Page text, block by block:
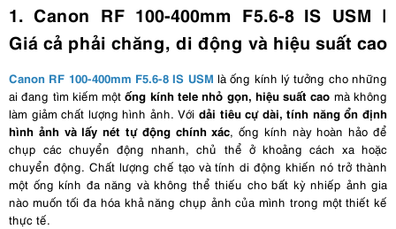
1. Canon RF 100-400mm F5.6-8 IS USM |
Giá cả phải chăng, di động và hiệu suất cao
Canon RF 100-400mm F5.6-8 IS USM là ống kính lý tưởng cho những
ai đang tìm kiếm mộtống kính tele nhỏ gọn, hiệu suất cao mà không
làm giảm chất lượng hình ảnh. Với dải tiêu cự dài, tính năng ổn định
hình ảnh và lấy nét tự động chính xác, ống kính này hoàn hảo để
chụp các chuyển động nhanh, chủ thể ở khoảng cách xa hoặc
chuyển động. Chất lượng chế tạo và tính di động khiến nó trở thành
một ống kính đa năng và không thể thiếu cho bất kỳ nhiếp ảnh gia
nào muốn tối đa hóa khả năng chụp ảnh của mình trong một thiết kế
thực tế.